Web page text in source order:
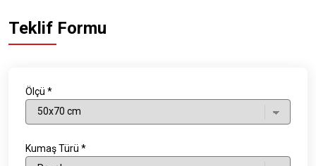
Teklif Formu
Ölçü *
Kumaş Türü *